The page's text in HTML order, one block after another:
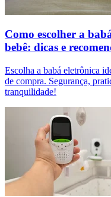
Como escolher a
bebê: dicas e
Escolha a babá eletrônica
de compra. Segurança,
tranquilidade!